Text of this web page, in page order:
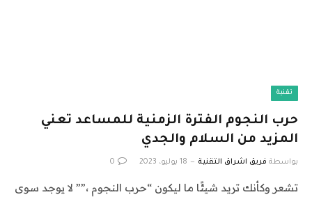
تقنية
حرب النجوم الفترة الزمنية للمساعد تعني
المزيد من السلام والجدي
بواسطة فريق اشراق التقنية 18 يوليو، 2023 0
تشعر وكأنك تريد شيئًا ما ليكون “حرب النجوم ،”” لا يوجد سوى